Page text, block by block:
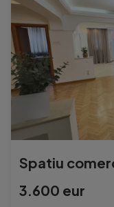
3.600 eur